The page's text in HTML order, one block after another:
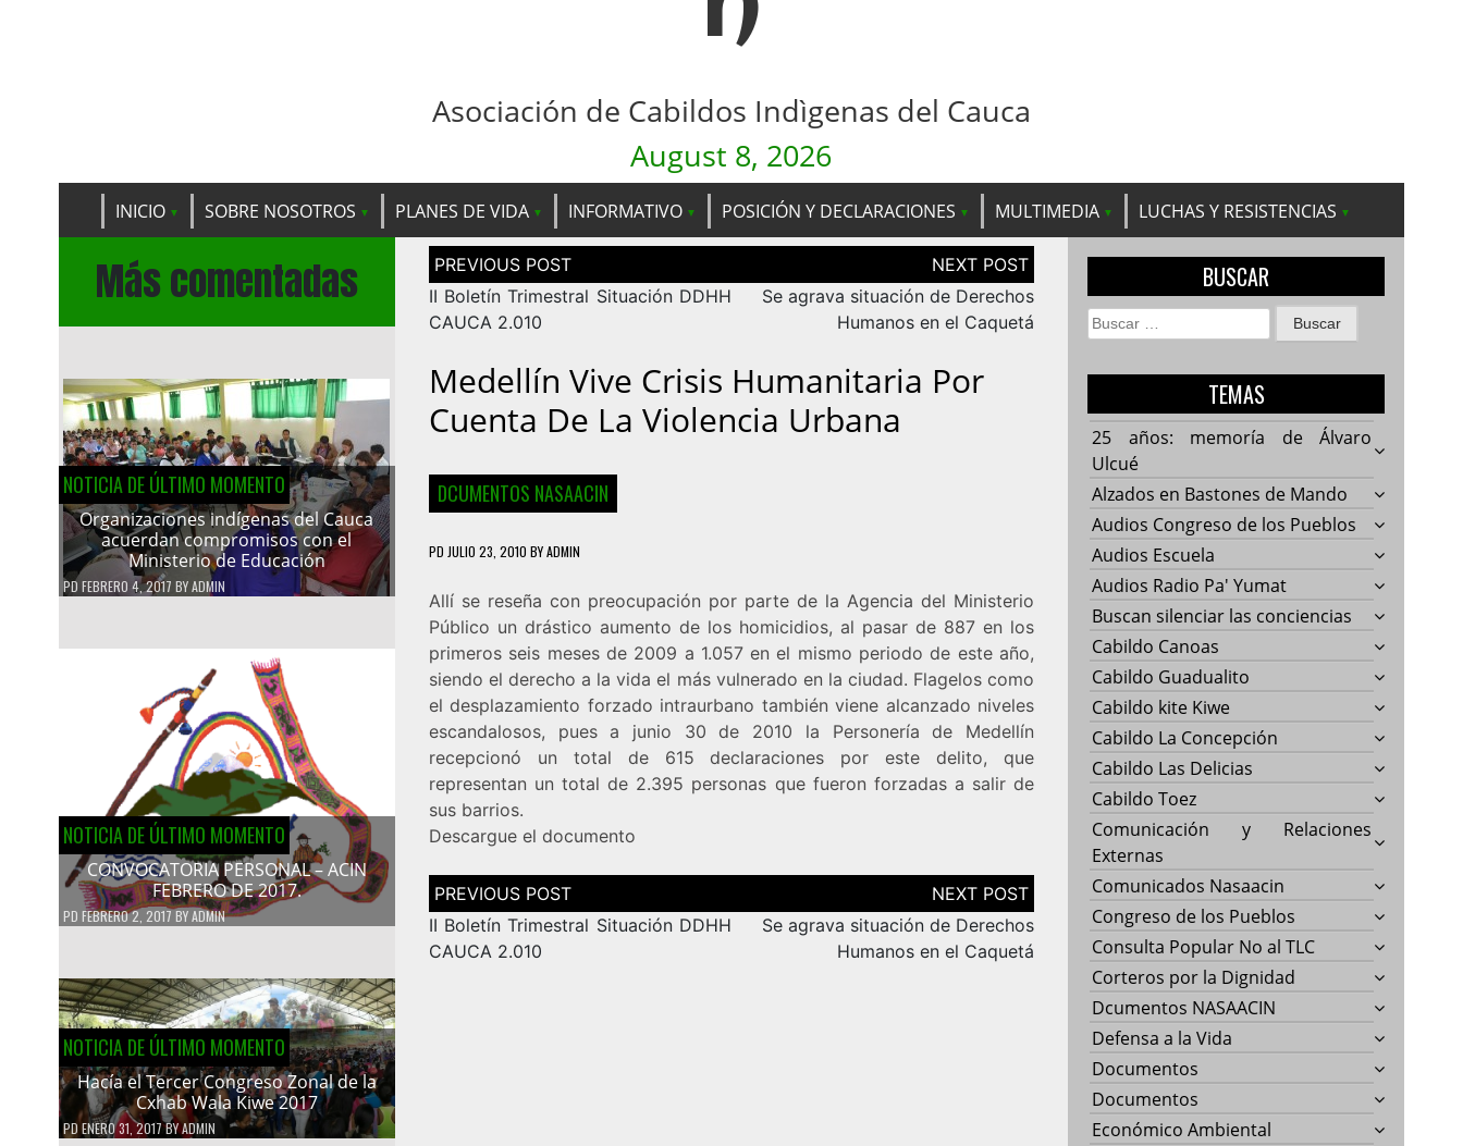
Asociación de Cabildos Indìgenas del Cauca
August 8, 2026
INICIO SOBRE NOSOTROS PLANES DE VIDA INFORMATIVO POSICIÓN Y DECLARACIONES MULTIMEDIA LUCHAS Y RESISTENCIAS
Más comentadas
NOTICIA DE ÚLTIMO MOMENTO
Organizaciones indígenas del Cauca
acuerdan compromisos con el
Ministerio de Educación
PD FEBRERO 4, 2017 BYADMIN
NOTICIA DE ÚLTIMO MOMENTO
CONVOCATORIA PERSONAL – ACIN
FEBRERO DE 2017.
PD FEBRERO 2, 2017BYADMIN
NOTICIA DE ÚLTIMO MOMENTO
Hacía el Tercer Congreso Zonal de la
Cxhab Wala Kiwe 2017
PDENERO 31, 2017BYADMIN
Navegación
de
entradas
II Boletín Trimestral Situación DDHH
CAUCA 2.010
Se agrava situación de Derechos
Humanos en el Caquetá
Medellín Vive Crisis Humanitaria Por
Cuenta De La Violencia Urbana
DCUMENTOS NASAACIN
PD JULIO 23, 2010 BYADMIN
Allí se reseña con preocupación por parte de la Agencia del Ministerio
Público un drástico aumento de los homicidios, al pasar de 887 en los
primeros seis meses de 2009 a 1.057 en el mismo periodo de este año,
siendo el derecho a la vida el más vulnerado en la ciudad. Flagelos como
el desplazamiento forzado intraurbano también viene alcanzado niveles
escandalosos, pues a junio 30 de 2010 la Personería de Medellín
recepcionó un total de 615 declaraciones por este delito, que
representan un total de 2.395 personas que fueron forzadas a salir de
sus barrios.
Descargue el documento
Navegación
de
entradas
II Boletín Trimestral Situación DDHH
CAUCA 2.010
Se agrava situación de Derechos
Humanos en el Caquetá
BUSCAR
Buscar:
TEMAS
25 años: memoría de Álvaro
Ulcué
Alzados en Bastones de Mando
Audios Congreso de los Pueblos
Audios Escuela
Audios Radio Pa' Yumat
Buscan silenciar las conciencias
Cabildo Canoas
Cabildo Guadualito
Cabildo kite Kiwe
Cabildo La Concepción
Cabildo Las Delicias
Cabildo Toez
Comunicación y Relaciones
Externas
Comunicados Nasaacin
Congreso de los Pueblos
Consulta Popular No al TLC
Corteros por la Dignidad
Dcumentos NASAACIN
Defensa a la Vida
Documentos
Documentos
Económico Ambiental